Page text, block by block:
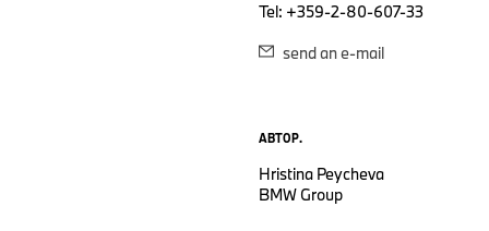
Tel: +359-2-80-607-33
send an e-mail
АВТОР.
Hristina Peycheva
BMW Group